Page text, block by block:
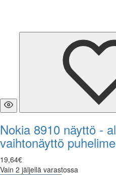
Nokia 8910 näyttö -
vaihtonäyttö
19,64€
Vain 2 jäljellä varastossa